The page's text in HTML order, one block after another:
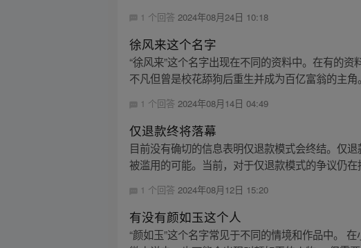
1 个回答 2024年08月24日 10:18
徐风来这个名字
“徐风来”这个名字出现在不同的资料中。在有的
不凡但曾是校花舔狗后重生并成为百亿富翁的主
1 个回答2024年08月14日 04:49
仅退款终将落幕
目前没有确切的信息表明仅退款模式会终结。仅
被滥用的可能。当前，对于仅退款模式的争议仍
1 个回答2024年08月12日 15:20
有没有颜如玉这个人
“颜如玉”这个名字常见于不同的情境和作品中。